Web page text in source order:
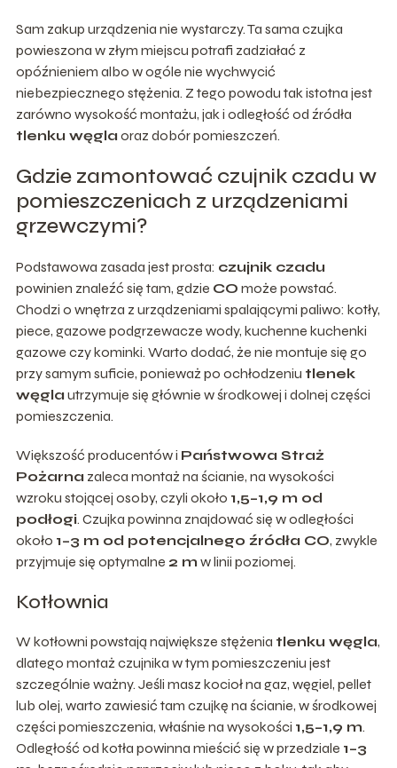
Sam zakup urządzenia nie wystarczy. Ta sama czujka
powieszona w złym miejscu potrafi zadziałać z
opóźnieniem albo w ogóle nie wychwycić
niebezpiecznego stężenia. Z tego powodu tak istotna jest
zarówno wysokość montażu, jak i odległość od źródła
tlenku węgla oraz dobór pomieszczeń.
Gdzie zamontować czujnik czadu w
pomieszczeniach z urządzeniami
grzewczymi?
Podstawowa zasada jest prosta: czujnik czadu
powinien znaleźć się tam, gdzie CO może powstać.
Chodzi o wnętrza z urządzeniami spalającymi paliwo: kotły,
piece, gazowe podgrzewacze wody, kuchenne kuchenki
gazowe czy kominki. Warto dodać, że nie montuje się go
przy samym suficie, ponieważ po ochłodzeniu tlenek
węgla utrzymuje się głównie w środkowej i dolnej części
pomieszczenia.
Większość producentów i Państwowa Straż
Pożarna zaleca montaż na ścianie, na wysokości
wzroku stojącej osoby, czyli około 1,5–1,9 m od
podłogi. Czujka powinna znajdować się w odległości
około 1–3 m od potencjalnego źródła CO, zwykle
przyjmuje się optymalne 2 m w linii poziomej.
Kotłownia
W kotłowni powstają największe stężenia tlenku węgla,
dlatego montaż czujnika w tym pomieszczeniu jest
szczególnie ważny. Jeśli masz kocioł na gaz, węgiel, pellet
lub olej, warto zawiesić tam czujkę na ścianie, w środkowej
części pomieszczenia, właśnie na wysokości 1,5–1,9 m.
Odległość od kotła powinna mieścić się w przedziale 1–3